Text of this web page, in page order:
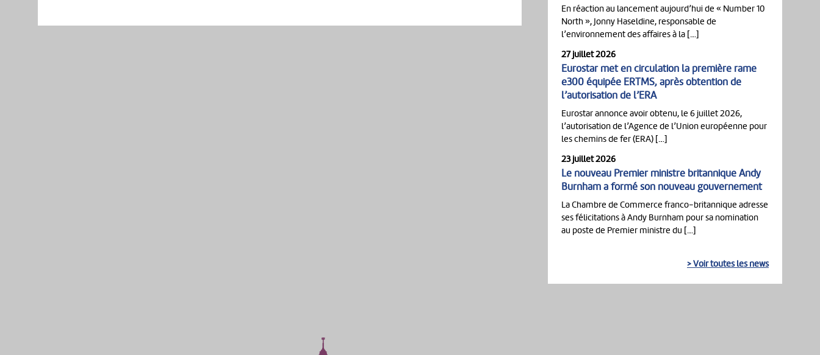
En réaction au lancement aujourd’hui de « Number 10
North », Jonny Haseldine, responsable de
l’environnement des affaires à la […]
27 juillet 2026
Eurostar met en circulation la première rame
e300 équipée ERTMS, après obtention de
l’autorisation de l’ERA
Eurostar annonce avoir obtenu, le 6 juillet 2026,
l’autorisation de l’Agence de l’Union européenne pour
les chemins de fer (ERA) […]
23 juillet 2026
Le nouveau Premier ministre britannique Andy
Burnham a formé son nouveau gouvernement
La Chambre de Commerce franco-britannique adresse
ses félicitations à Andy Burnham pour sa nomination
au poste de Premier ministre du […]
> Voir toutes les news